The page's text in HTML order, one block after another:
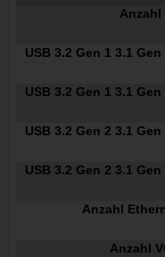
Anzahl
USB 3.2 Gen 1 3.1
USB 3.2 Gen 1 3.1
USB 3.2 Gen 2 3.1
USB 3.2 Gen 2 3.1
Anzahl
Anzahl